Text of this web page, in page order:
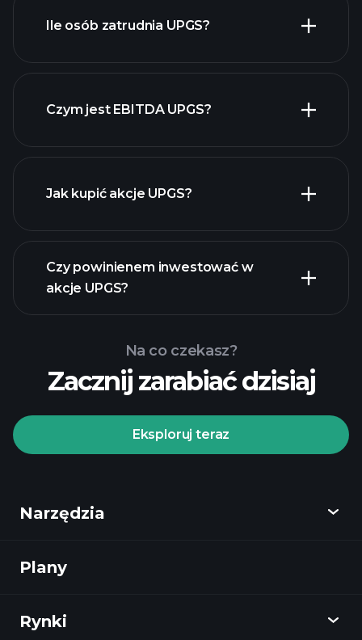
Ile osób zatrudnia UPGS?
Czym jest EBITDA UPGS?
raporty finansowe
Jak kupić akcje UPGS?
Turniejach
Czy powinienem inwestować w
akcje UPGS?
AI
miliarderów
Na co czekasz?
Zacznij zarabiać dzisiaj
Eksploruj teraz
Narzędzia
Odkryj
Wykresy
Plany
Rynki